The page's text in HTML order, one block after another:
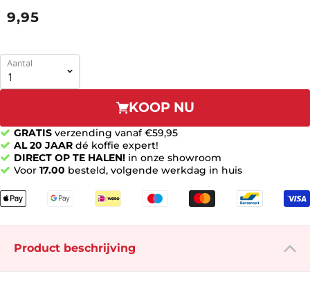
9,95
Aantal
KOOP NU
GRATIS verzending vanaf €59,95
AL 20 JAAR dé koffie expert!
DIRECT OP TE HALEN! in onze showroom
Voor 17.00 besteld, volgende werkdag in huis
Product beschrijving